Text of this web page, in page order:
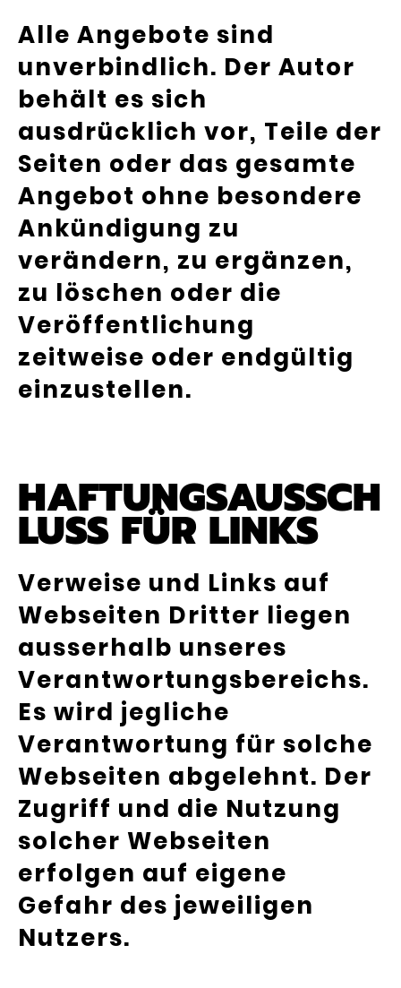
Alle Angebote sind
unverbindlich. Der Autor
behält es sich
ausdrücklich vor, Teile der
Seiten oder das gesamte
Angebot ohne besondere
Ankündigung zu
verändern, zu ergänzen,
zu löschen oder die
Veröffentlichung
zeitweise oder endgültig
einzustellen.
HAFTUNGSAUSSCH
LUSS FÜR LINKS
Verweise und Links auf
Webseiten Dritter liegen
ausserhalb unseres
Verantwortungsbereichs.
Es wird jegliche
Verantwortung für solche
Webseiten abgelehnt. Der
Zugriff und die Nutzung
solcher Webseiten
erfolgen auf eigene
Gefahr des jeweiligen
Nutzers.